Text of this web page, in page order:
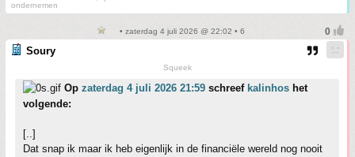
ondernemen
• zaterdag 4 juli 2026 @ 22:02 • 6
Soury
Squeek
Op zaterdag 4 juli 2026 21:59 schreef kalinhos het
volgende:
[..]
Dat snap ik maar ik heb eigenlijk in de financiële wereld nog nooit